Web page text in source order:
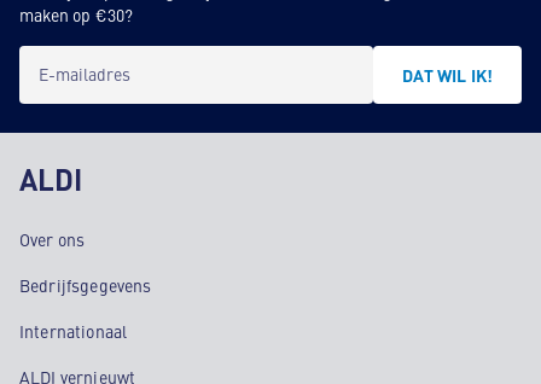
maken op €30?
E-mailadres DAT WIL IK!
ALDI
Over ons
Bedrijfsgegevens
Internationaal
ALDI vernieuwt